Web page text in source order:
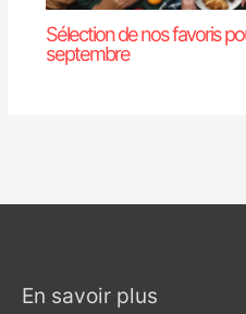
Sélection de nos favoris
septembre
En savoir plus